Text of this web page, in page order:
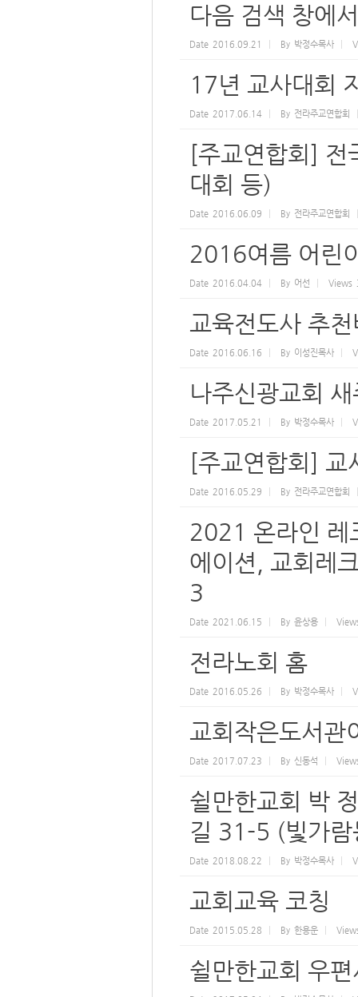
다음 검색 창에
Date 2016.09.21 By 박정수목사
17년 교사대회
Date 2017.06.14 By 전라주교연합회
[주교연합회] 전
대회 등)
Date 2016.06.09 By 전라주교연합회
2016여름 어린
Date 2016.04.04 By 어선 Views
교육전도사 추
Date 2016.06.16 By 이성진목사
나주신광교회
Date 2017.05.21 By 박정수목사
[주교연합회]
Date 2016.05.29 By 전라주교연합회
2021 온라인 레
에이션, 교회레
3
Date 2021.06.15 By 윤상용
전라노회 홈
Date 2016.05.26 By 박정수목사
교회작은도서관
Date 2017.07.23 By 신동석
쉴만한교회 박
길 31-5 (빛가
Date 2018.08.22 By 박정수목사
교회교육 코칭
Date 2015.05.28 By 한용운
쉴만한교회 우